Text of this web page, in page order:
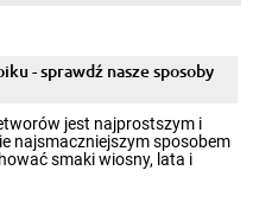
- sprawdź nasze sposoby
jest najprostszym i
najsmaczniejszym sposobem
smaki wiosny, lata i
cieszyć nimi oko w sezonie